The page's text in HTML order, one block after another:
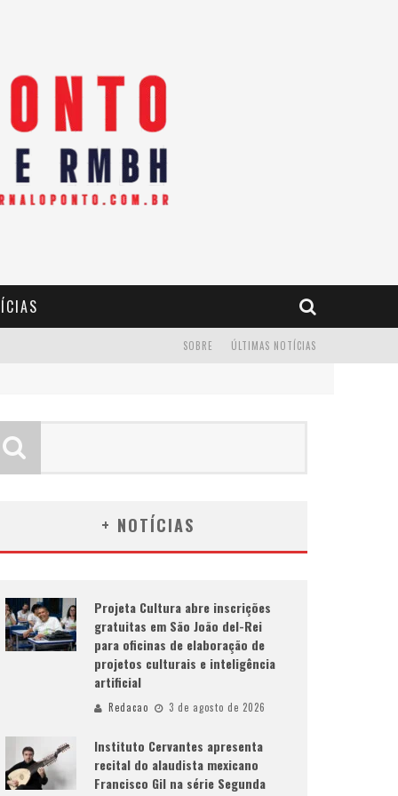
ÚLTIMAS NOTÍCIAS
SOBRE
+ NOTÍCIAS
Projeta Cultura abre inscrições
gratuitas em São João del-Rei
para oficinas de elaboração de
projetos culturais e inteligência
artificial
Redacao 3 de agosto de 2026
Instituto Cervantes apresenta
recital do alaudista mexicano
Francisco Gil na série Segunda